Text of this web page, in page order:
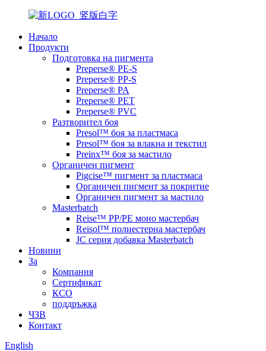
Начало
Продукти
Подготовка на пигмента
Preperse® PE-S
Preperse® PP-S
Preperse® PA
Preperse® PET
Preperse® PVC
Разтворител боя
Presol™ боя за пластмаса
Presol™ боя за влакна и текстил
Preinx™ боя за мастило
Органичен пигмент
Pigcise™ пигмент за пластмаса
Органичен пигмент за покритие
Органичен пигмент за мастило
Masterbatch
Reise™ PP/PE моно мастербач
Reisol™ полиестерна мастербач
JC серия добавка Masterbatch
Новини
За
Компания
Сертификат
КСО
поддръжка
ЧЗВ
Контакт
English